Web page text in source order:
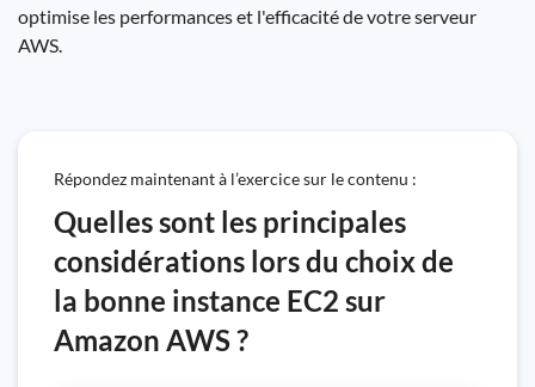
optimise les performances et l'efficacité de votre serveur
AWS.
Répondez maintenant à l’exercice sur le contenu :
Quelles sont les principales
considérations lors du choix de
la bonne instance EC2 sur
Amazon AWS ?